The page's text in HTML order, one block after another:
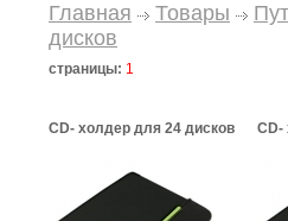
Главная Товары
дисков
страницы: 1
CD- холдер для 24 дисков CD-